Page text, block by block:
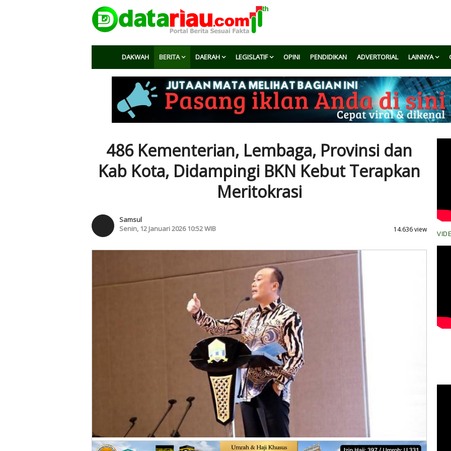
DAKWAH BERITA DAERAH LEGISLATIF OPINI PENDIDIKAN ADVERTORIAL LAINNYA
486 Kementerian, Lembaga, Provinsi dan
Kab Kota, Didampingi BKN Kebut Terapkan
Meritokrasi
Samsul
Senin, 12 Januari 2026 10:52 WIB
14.636 view